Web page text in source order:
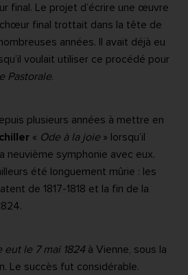
final. Le projet d’écrire une œuvre
final trottait dans la tête de
années. Il avait déjà eu
voulait utiliser ce procédé pour
Pastorale.
plusieurs années à mettre en
« Ode à la joie » lorsqu’il
neuvième symphonie avec eux.
été longuement mûrie : les
de 1817-1818 et la fin de la
le 7 mai 1824 à Vienne, sous la
Le succès fut considérable.